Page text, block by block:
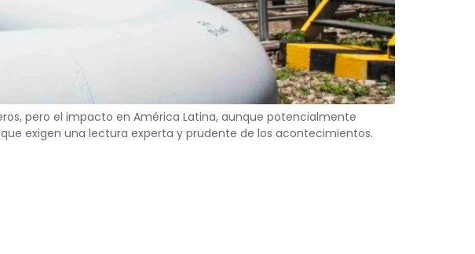
pero el impacto en América Latina, aunque potencialmente
exigen una lectura experta y prudente de los acontecimientos.